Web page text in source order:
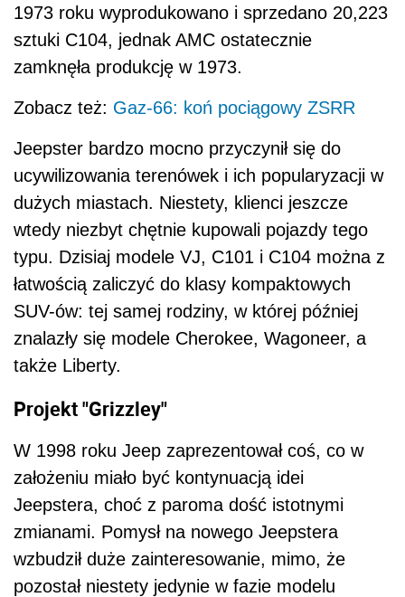
1973 roku wyprodukowano i sprzedano 20,223
sztuki C104, jednak AMC ostatecznie
zamknęła produkcję w 1973.
Zobacz też: Gaz-66: koń pociągowy ZSRR
Jeepster bardzo mocno przyczynił się do
ucywilizowania terenówek i ich popularyzacji w
dużych miastach. Niestety, klienci jeszcze
wtedy niezbyt chętnie kupowali pojazdy tego
typu. Dzisiaj modele VJ, C101 i C104 można z
łatwością zaliczyć do klasy kompaktowych
SUV-ów: tej samej rodziny, w której później
znalazły się modele Cherokee, Wagoneer, a
także Liberty.
Projekt "Grizzley"
W 1998 roku Jeep zaprezentował coś, co w
założeniu miało być kontynuacją idei
Jeepstera, choć z paroma dość istotnymi
zmianami. Pomysł na nowego Jeepstera
wzbudził duże zainteresowanie, mimo, że
pozostał niestety jedynie w fazie modelu